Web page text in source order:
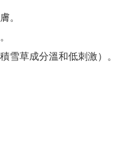
。
雪草成分溫和低刺激）。